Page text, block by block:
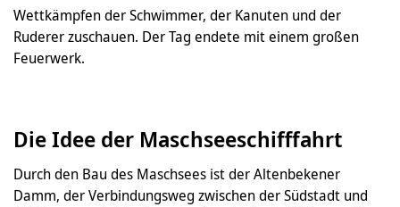
Wettkämpfen der Schwimmer, der Kanuten und der
Ruderer zuschauen. Der Tag endete mit einem großen
Feuerwerk.
Die Idee der Maschseeschifffahrt
Durch den Bau des Maschsees ist der Altenbekener
Damm, der Verbindungsweg zwischen der Südstadt und